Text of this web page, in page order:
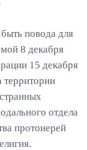
повода для
8 декабря
15 декабря
отдела
протоиерей